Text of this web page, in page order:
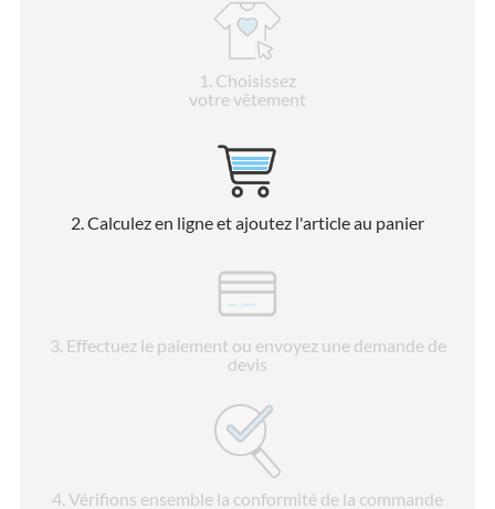
1 . Choisissez
votre vêtement
2. Calculez en ligne et ajoutez l'article au panier
3. Effectuez le paiement ou envoyez une demande de
devis
4. Vérifions ensemble la conformité de la commande